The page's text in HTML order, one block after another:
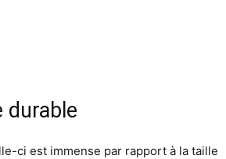
durable
ci est immense par rapport à la taille